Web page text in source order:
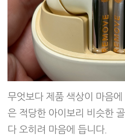
무엇보다 제품 색상이 마음
은 적당한 아이보리 비슷한
다 오히려 마음에 듭니다.